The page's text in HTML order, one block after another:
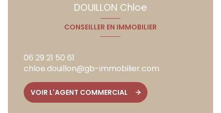
DOUILLON Chloe
CONSEILLER EN IMMOBILIER
06 29 21 50 61
chloe.douillon@gb-immobilier.com
VOIR L'AGENT COMMERCIAL